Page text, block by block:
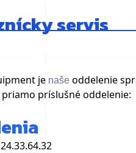
servis
je naše oddelenie
príslušné oddelenie: